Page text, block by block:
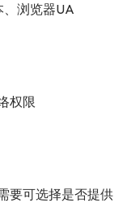
、浏览器UA
权限
要可选择是否提供